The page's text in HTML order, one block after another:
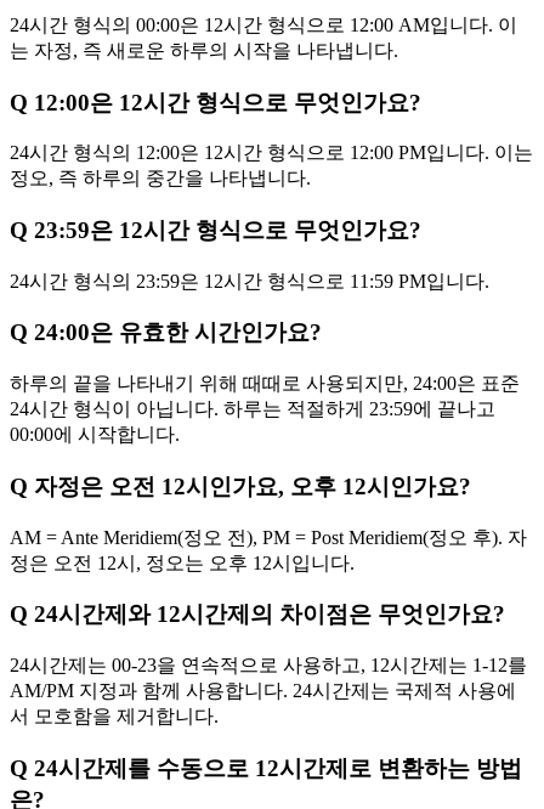
24시간 형식의 00:00은 12시간 형식으로 12:00 AM입니다. 이
는 자정, 즉 새로운 하루의 시작을 나타냅니다.
Q 12:00은 12시간 형식으로 무엇인가요?
24시간 형식의 12:00은 12시간 형식으로 12:00 PM입니다. 이는
정오, 즉 하루의 중간을 나타냅니다.
Q 23:59은 12시간 형식으로 무엇인가요?
24시간 형식의 23:59은 12시간 형식으로 11:59 PM입니다.
Q 24:00은 유효한 시간인가요?
하루의 끝을 나타내기 위해 때때로 사용되지만, 24:00은 표준
24시간 형식이 아닙니다. 하루는 적절하게 23:59에 끝나고
00:00에 시작합니다.
Q 자정은 오전 12시인가요, 오후 12시인가요?
AM = Ante Meridiem(정오 전), PM = Post Meridiem(정오 후). 자
정은 오전 12시, 정오는 오후 12시입니다.
Q 24시간제와 12시간제의 차이점은 무엇인가요?
24시간제는 00-23을 연속적으로 사용하고, 12시간제는 1-12를
AM/PM 지정과 함께 사용합니다. 24시간제는 국제적 사용에
서 모호함을 제거합니다.
Q 24시간제를 수동으로 12시간제로 변환하는 방법
은?